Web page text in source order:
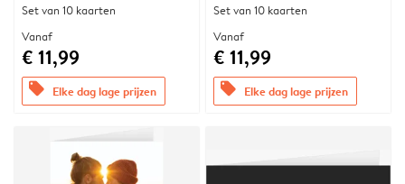
Set van 10 kaarten
Vanaf
€ 11,99
offers Elke dag lage prijzen
Set van 10 kaarten
Vanaf
€ 11,99
offers Elke dag lage prijzen